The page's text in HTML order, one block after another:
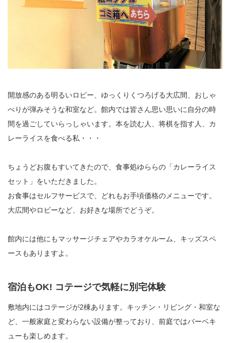
開放感のある明るいロビー、ゆっくりくつろげる大広間、おしゃ
べりが弾みそうな和室など。館内では皆さん思い思いに自分の時
間を過ごしていらっしゃいます。本を読む人、将棋を指す人、カ
レーライスを食べる私・・・
ちょうどお腹もすいてきたので、食事処ゆららの「カレーライス
セット」をいただきました。
お食事はセルフサービスで、どれもお手頃価格のメニューです。
大広間やロビーなど、お好きな場所でどうぞ。
館内には他にもマッサージチェアやカラオケルーム、キッズスペ
ースもありますよ。
宿泊もOK! コテージで気軽に別宅体験
敷地内にはコテージが2棟あります。キッチン・リビング・和室な
ど、一般家庭と変わらない設備が整っており、前庭ではバーベキ
ューも楽しめます。